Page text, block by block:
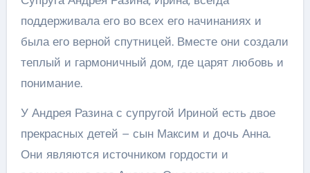
поддерживала его во всех его начинаниях и
была его верной спутницей. Вместе они создали
теплый и гармоничный дом, где царят любовь и
понимание.
У Андрея Разина с супругой Ириной есть двое
прекрасных детей – сын Максим и дочь Анна.
Они являются источником гордости и